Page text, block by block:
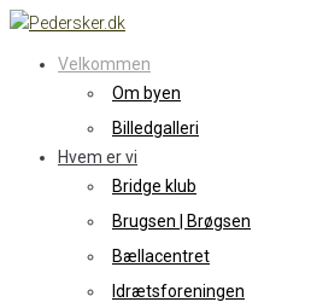
Skip
content
Velkommen
Om byen
Billedgalleri
Hvem er vi
Bridge klub
Brugsen | Brøgsen
Bællacentret
Idrætsforeningen